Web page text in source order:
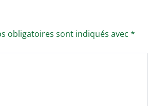
obligatoires sont indiqués avec *